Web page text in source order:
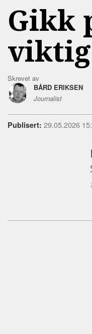
Gikk
Skrevet av
BÅRD ERIKSEN
Journalist
Publisert: 29.05.2026